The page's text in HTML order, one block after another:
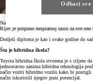
Naš partner Auto Nuić je upriličeio svečanu
Riječ je potpuno besplatnoj školi za sve
Dodjeli diploma je kao i svake godine do
Šta je hibridna škola?
Toyota hibridna škola stvorena je s ciljem
jednostavno zanima hibridna tehnologija
način voziti hibridno vozilo kako bi postigli
način iskoristili njegov puni potencijal.
Odbaci sve